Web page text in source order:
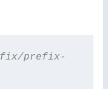
prefix-